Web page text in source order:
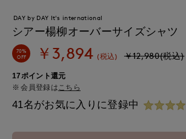
DAY by DAY It's international
シアー楊柳オーバーサイズシャツ
70%
OFF
￥3,894 (税込) ￥12,980(税込)
17ポイント還元
会員登録は こちら
41名がお気に入りに登録中